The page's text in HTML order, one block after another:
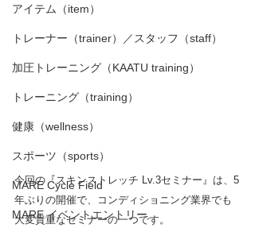
アイテム（item）
トレーナー（trainer）／スタッフ（staff）
加圧トレーニング（KAATU training）
トレーニング（training）
健康（wellness）
スポーツ（sports）
MARE Cycle Field
MARE イベントエントリー
今回の『スキンストレッチ Lv.3セミナー』は、5
年ぶりの開催で、コンディショニング業界でも
大変貴重なセミナーの一つです。